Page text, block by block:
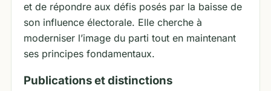
et de répondre aux défis posés par la baisse de
son influence électorale. Elle cherche à
moderniser l’image du parti tout en maintenant
ses principes fondamentaux.
Publications et distinctions